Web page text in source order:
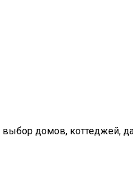
домов, коттеджей,